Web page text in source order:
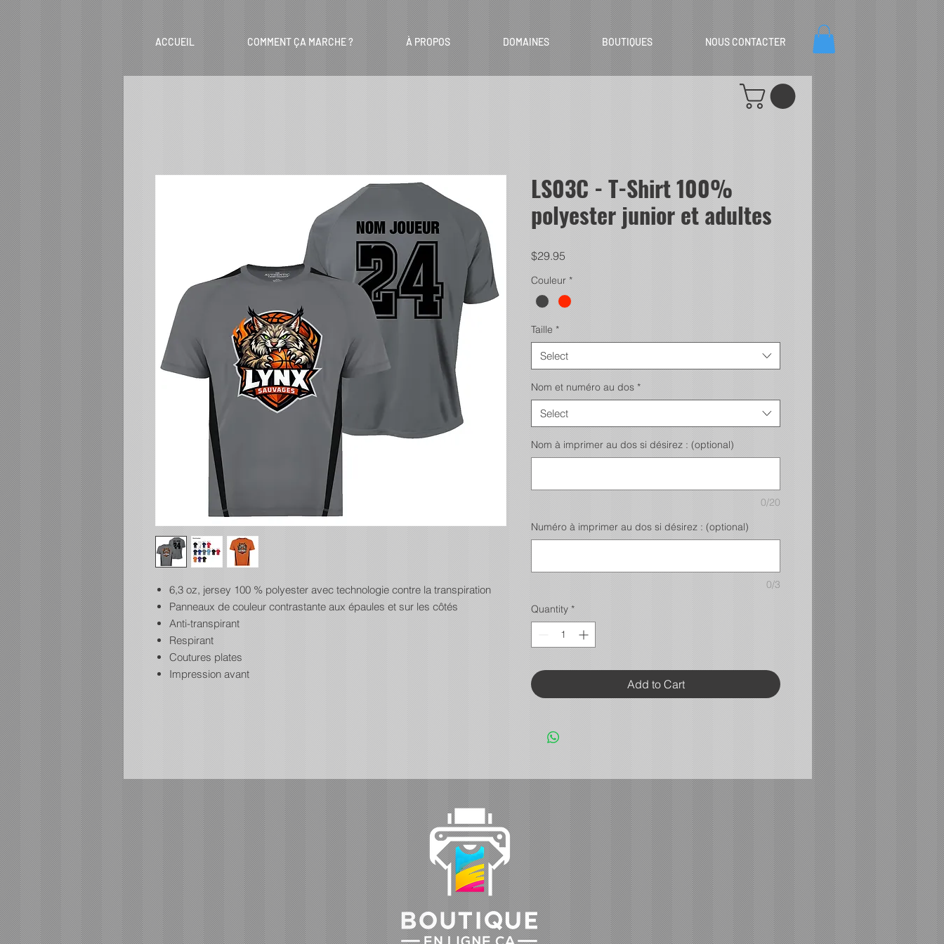
ACCUEIL COMMENT ÇA MARCHE ? À PROPOS DOMAINES BOUTIQUES NOUS CONTACTER
6,3 oz, jersey 100 % polyester avec technologie contre la transpiration
Panneaux de couleur contrastante aux épaules et sur les côtés
Anti-transpirant
Respirant
Coutures plates
Impression avant
LS03C - T-Shirt 100%
polyester junior et adultes
$29.95
Couleur *
Taille *
Select
Nom et numéro au dos *
Select
Nom à imprimer au dos si désirez : (optional)
0/20
Numéro à imprimer au dos si désirez : (optional)
0/3
Quantity *
Add to Cart